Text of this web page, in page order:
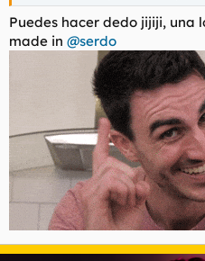
Puedes hacer dedo jijiji, una
made in @serdo